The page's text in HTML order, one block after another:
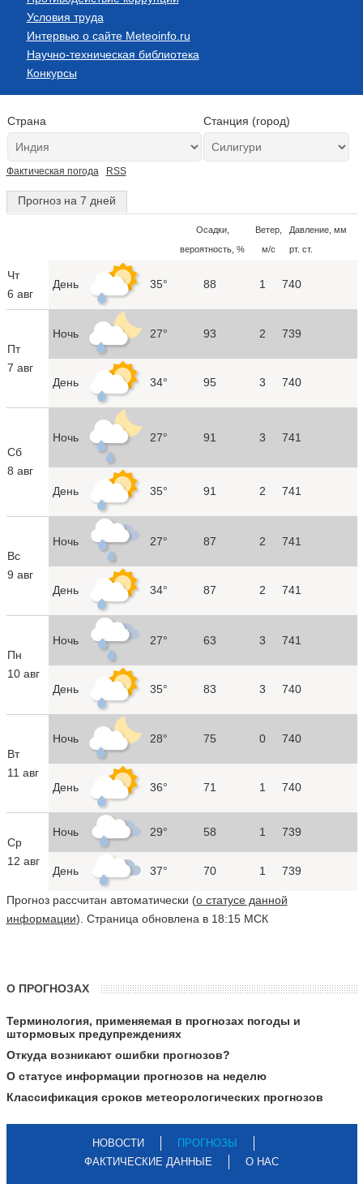
Условия труда
Интервью о сайте Meteoinfo.ru
Научно-техническая библиотека
Конкурсы
Страна Станция (город)
Фактическая погода RSS
Прогноз на 7 дней
Осадки,
вероятность, %
Ветер,
м/с
Давление, мм
рт. ст.
Чт
6 авг
День 35° 88 1 740
Пт
7 авг
Ночь 27° 93 2 739
День 34° 95 3 740
Сб
8 авг
Ночь 27° 91 3 741
День 35° 91 2 741
Вс
9 авг
Ночь 27° 87 2 741
День 34° 87 2 741
Пн
10 авг
Ночь 27° 63 3 741
День 35° 83 3 740
Вт
11 авг
Ночь 28° 75 0 740
День 36° 71 1 740
Ср
12 авг
Ночь 29° 58 1 739
День 37° 70 1 739
Прогноз рассчитан автоматически (о статусе данной
информации). Страница обновлена в 18:15 МСК
О ПРОГНОЗАХ
Терминология, применяемая в прогнозах погоды и
штормовых предупреждениях
Откуда возникают ошибки прогнозов?
О статусе информации прогнозов на неделю
Классификация сроков метеорологических прогнозов
НОВОСТИ
ПРОГНОЗЫ
ФАКТИЧЕСКИЕ ДАННЫЕ
О НАС